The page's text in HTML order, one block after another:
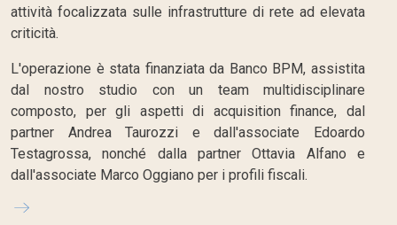
attività focalizzata sulle infrastrutture di rete ad elevata
criticità.
L'operazione è stata finanziata da Banco BPM, assistita
dal nostro studio con un team multidisciplinare
composto, per gli aspetti di acquisition finance, dal
partner Andrea Taurozzi e dall'associate Edoardo
Testagrossa, nonché dalla partner Ottavia Alfano e
dall'associate Marco Oggiano per i profili fiscali.